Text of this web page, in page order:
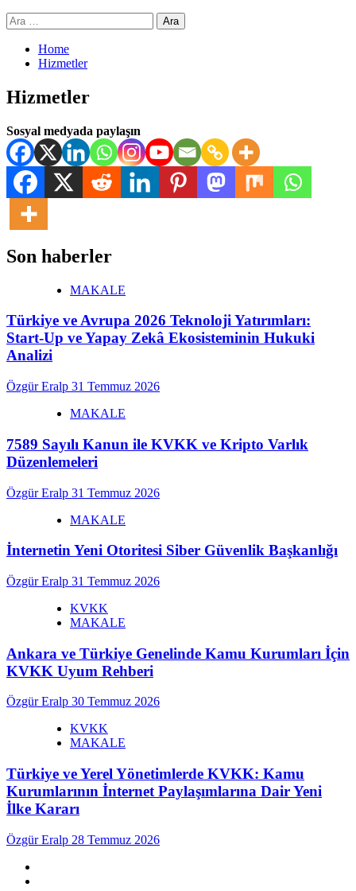
Arama:
Home
Hizmetler
Hizmetler
Sosyal medyada paylaşın
Son haberler
MAKALE
Türkiye ve Avrupa 2026 Teknoloji Yatırımları:
Start-Up ve Yapay Zekâ Ekosisteminin Hukuki
Analizi
Özgür Eralp 31 Temmuz 2026
MAKALE
7589 Sayılı Kanun ile KVKK ve Kripto Varlık
Düzenlemeleri
Özgür Eralp 31 Temmuz 2026
MAKALE
İnternetin Yeni Otoritesi Siber Güvenlik Başkanlığı
Özgür Eralp 31 Temmuz 2026
KVKK
MAKALE
Ankara ve Türkiye Genelinde Kamu Kurumları İçin
KVKK Uyum Rehberi
Özgür Eralp 30 Temmuz 2026
KVKK
MAKALE
Türkiye ve Yerel Yönetimlerde KVKK: Kamu
Kurumlarının İnternet Paylaşımlarına Dair Yeni
İlke Kararı
Özgür Eralp 28 Temmuz 2026